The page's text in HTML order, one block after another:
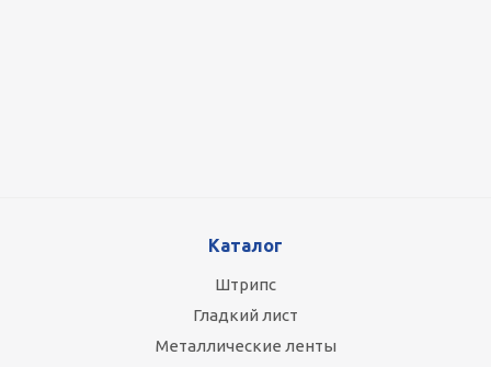
Каталог
Штрипс
Гладкий лист
Металлические ленты